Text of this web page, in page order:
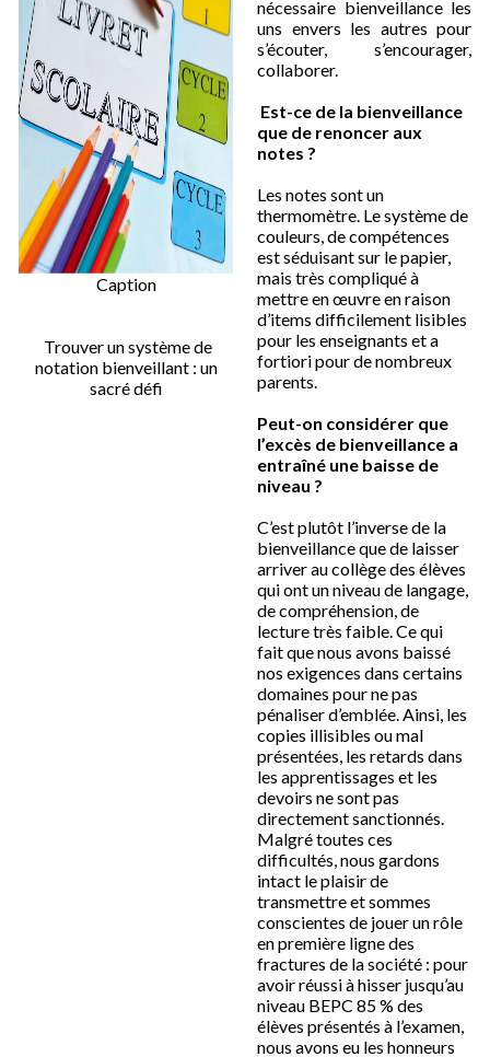
Caption
Trouver un système de
notation bienveillant : un
sacré défi
nécessaire bienveillance les
uns envers les autres pour
s’écouter, s’encourager,
collaborer.
Est-ce de la bienveillance
que de renoncer aux
notes ?
Les notes sont un
thermomètre. Le système de
couleurs, de compétences
est séduisant sur le papier,
mais très compliqué à
mettre en œuvre en raison
d’items difficilement lisibles
pour les enseignants et a
fortiori pour de nombreux
parents.
Peut-on considérer que
l’excès de bienveillance a
entraîné une baisse de
niveau ?
C’est plutôt l’inverse de la
bienveillance que de laisser
arriver au collège des élèves
qui ont un niveau de langage,
de compréhension, de
lecture très faible. Ce qui
fait que nous avons baissé
nos exigences dans certains
domaines pour ne pas
pénaliser d’emblée. Ainsi, les
copies illisibles ou mal
présentées, les retards dans
les apprentissages et les
devoirs ne sont pas
directement sanctionnés.
Malgré toutes ces
difficultés, nous gardons
intact le plaisir de
transmettre et sommes
conscientes de jouer un rôle
en première ligne des
fractures de la société : pour
avoir réussi à hisser jusqu’au
niveau BEPC 85 % des
élèves présentés à l’examen,
nous avons eu les honneurs